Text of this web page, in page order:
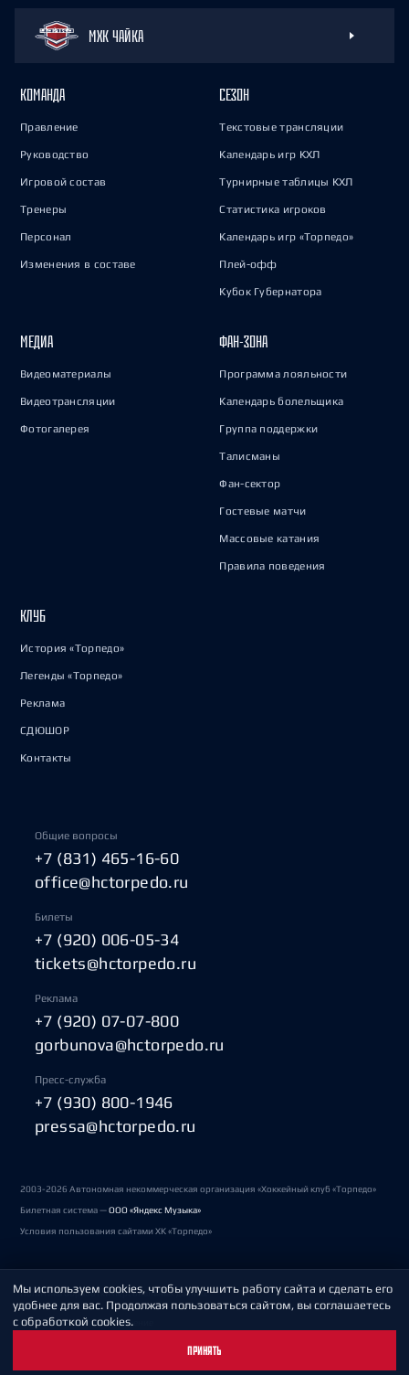
МХК ЧАЙКА
КОМАНДА
Правление
Руководство
Игровой состав
Тренеры
Персонал
Изменения в составе
СЕЗОН
Текстовые трансляции
Календарь игр КХЛ
Турнирные таблицы КХЛ
Статистика игроков
Календарь игр «Торпедо»
Плей-офф
Кубок Губернатора
МЕДИА
Видеоматериалы
Видеотрансляции
Фотогалерея
ФАН-ЗОНА
Программа лояльности
Календарь болельщика
Группа поддержки
Талисманы
Фан-сектор
Гостевые матчи
Массовые катания
Правила поведения
КЛУБ
История «Торпедо»
Легенды «Торпедо»
Реклама
СДЮШОР
Контакты
Общие вопросы
+7 (831) 465-16-60
office@hctorpedo.ru
Билеты
+7 (920) 006-05-34
tickets@hctorpedo.ru
Реклама
+7 (920) 07-07-800
gorbunova@hctorpedo.ru
Пресс-служба
+7 (930) 800-1946
pressa@hctorpedo.ru
2003-2026 Автономная некоммерческая организация «Хоккейный клуб «Торпедо»
Билетная система —ООО «Яндекс Музыка»
Условия пользования сайтами ХК «Торпедо»
Политика обработки персональных данных
Пользовательское соглашение
Мы используем cookies, чтобы улучшить работу сайта и сделать его
удобнее для вас. Продолжая пользоваться сайтом, вы соглашаетесь
с обработкой cookies.
ПРИНЯТЬ